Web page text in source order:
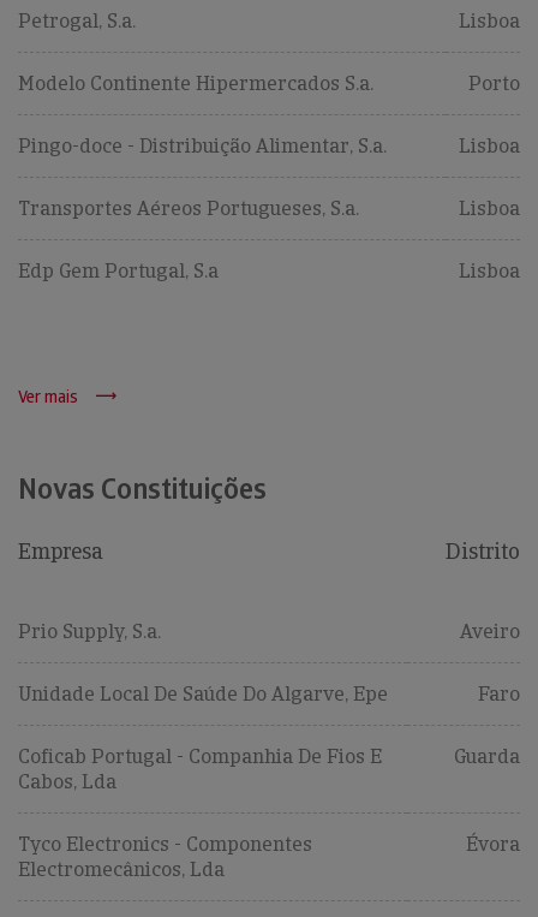
Petrogal, S.a. Lisboa
Modelo Continente Hipermercados S.a. Porto
Pingo-doce - Distribuição Alimentar, S.a. Lisboa
Transportes Aéreos Portugueses, S.a. Lisboa
Edp Gem Portugal, S.a Lisboa
Ver mais
Novas Constituições
Empresa Distrito
Prio Supply, S.a. Aveiro
Unidade Local De Saúde Do Algarve, Epe Faro
Coficab Portugal - Companhia De Fios E
Cabos, Lda
Guarda
Tyco Electronics - Componentes
Electromecânicos, Lda
Évora